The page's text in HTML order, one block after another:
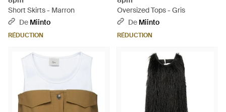
Short Skirts - Marron
De Miinto
RÉDUCTION
Oversized Tops - Gris
De Miinto
RÉDUCTION